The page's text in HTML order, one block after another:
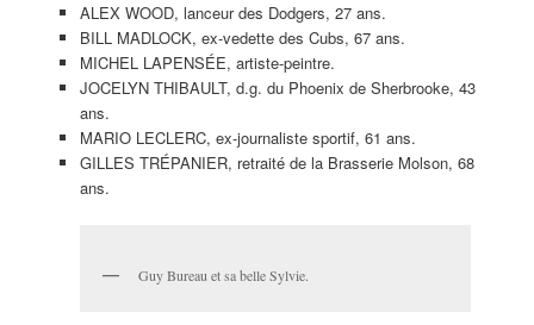
ALEX WOOD, lanceur des Dodgers, 27 ans.
BILL MADLOCK, ex-vedette des Cubs, 67 ans.
MICHEL LAPENSÉE, artiste-peintre.
JOCELYN THIBAULT, d.g. du Phoenix de Sherbrooke, 43
ans.
MARIO LECLERC, ex-journaliste sportif, 61 ans.
GILLES TRÉPANIER, retraité de la Brasserie Molson, 68
ans.
Guy Bureau et sa belle Sylvie.